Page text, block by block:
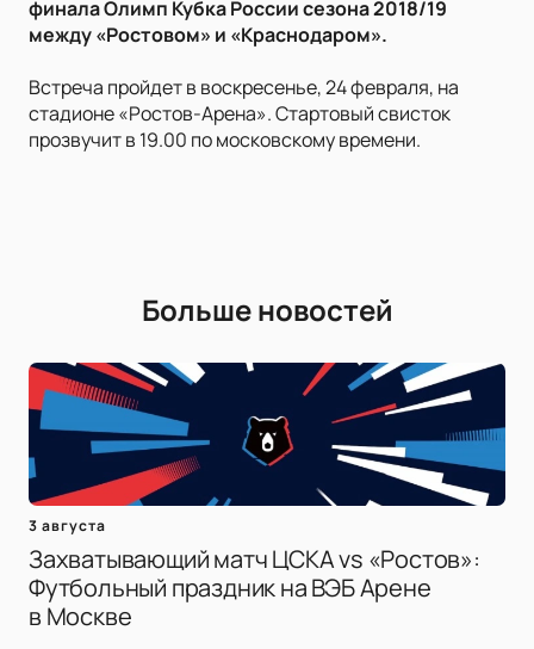
финала Олимп Кубка России сезона 2018/19
между «Ростовом» и «Краснодаром».
Встреча пройдет в воскресенье, 24 февраля, на
стадионе «Ростов-Арена». Стартовый свисток
прозвучит в 19.00 по московскому времени.
Больше новостей
3 августа
Захватывающий матч ЦСКА vs «Ростов»:
Футбольный праздник на ВЭБ Арене
в Москве